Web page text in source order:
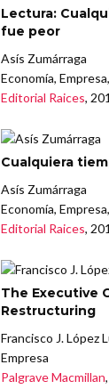
Lectura:
fue peor
Asís Zumárraga
Economía,
Editorial Raices,
Cualquiera
Asís Zumárraga
Economía,
Editorial Raices,
The Executive
Restructuring
Francisco J. López
Empresa
Palgrave Macmillan